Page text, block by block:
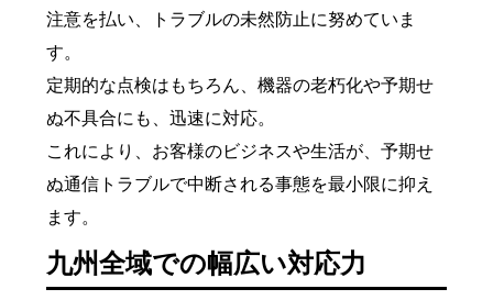
注意を払い、トラブルの未然防止に努めていま
す。
定期的な点検はもちろん、機器の老朽化や予期せ
ぬ不具合にも、迅速に対応。
これにより、お客様のビジネスや生活が、予期せ
ぬ通信トラブルで中断される事態を最小限に抑え
ます。
九州全域での幅広い対応力